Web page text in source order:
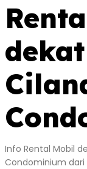
Info Rental Mobil
Condominium